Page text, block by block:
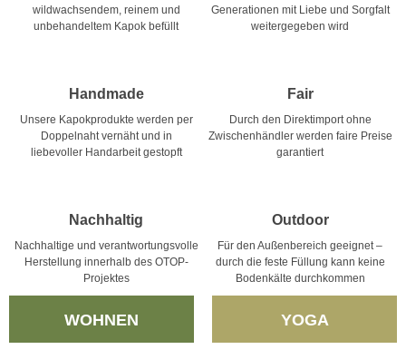
wildwachsendem, reinem und
unbehandeltem Kapok befüllt
Generationen mit Liebe und Sorgfalt
weitergegeben wird
Handmade
Unsere Kapokprodukte werden per
Doppelnaht vernäht und in
liebevoller Handarbeit gestopft
Fair
Durch den Direktimport ohne
Zwischenhändler werden faire Preise
garantiert
Nachhaltig
Nachhaltige und verantwortungsvolle
Herstellung innerhalb des OTOP-
Projektes
Outdoor
Für den Außenbereich geeignet –
durch die feste Füllung kann keine
Bodenkälte durchkommen
WOHNEN YOGA